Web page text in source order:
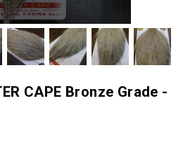
CAPE Bronze Grade -